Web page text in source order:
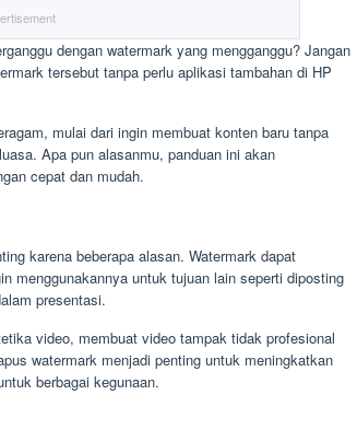
dengan watermark yang mengganggu? Jangan
tersebut tanpa perlu aplikasi tambahan di HP
mulai dari ingin membuat konten baru tanpa
Apa pun alasanmu, panduan ini akan
cepat dan mudah.
karena beberapa alasan. Watermark dapat
menggunakannya untuk tujuan lain seperti diposting
presentasi.
video, membuat video tampak tidak profesional
watermark menjadi penting untuk meningkatkan
berbagai kegunaan.